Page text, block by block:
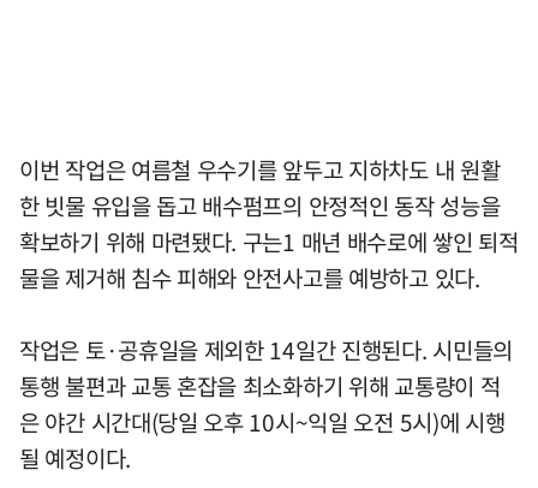
이번 작업은 여름철 우수기를 앞두고 지하차도 내 원활
한 빗물 유입을 돕고 배수펌프의 안정적인 동작 성능을
확보하기 위해 마련됐다. 구는1 매년 배수로에 쌓인 퇴적
물을 제거해 침수 피해와 안전사고를 예방하고 있다.
작업은 토·공휴일을 제외한 14일간 진행된다. 시민들의
통행 불편과 교통 혼잡을 최소화하기 위해 교통량이 적
은 야간 시간대(당일 오후 10시~익일 오전 5시)에 시행
될 예정이다.